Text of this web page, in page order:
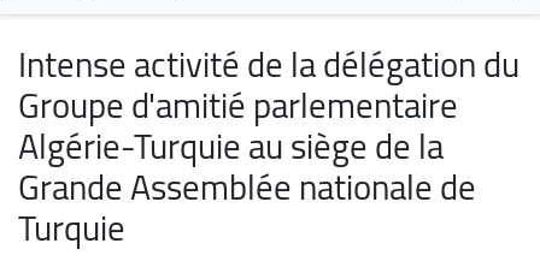
Intense activité de la délégation du
Groupe d'amitié parlementaire
Algérie-Turquie au siège de la
Grande Assemblée nationale de
Turquie